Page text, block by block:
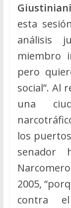
Giustiniani
esta
análisis
miembro
pero
social”. Al
una
los
senador
2005,
contra